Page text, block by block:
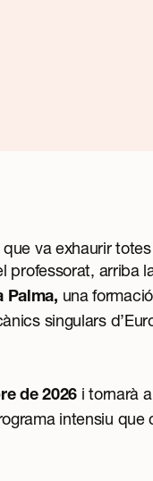
va exhaurir
professorat, arriba
Palma, una
singulars
de 2026 i tornarà
intensiu